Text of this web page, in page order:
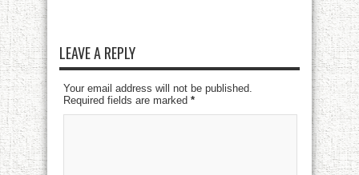
LEAVE A REPLY
Your email address will not be published.
Required fields are marked *